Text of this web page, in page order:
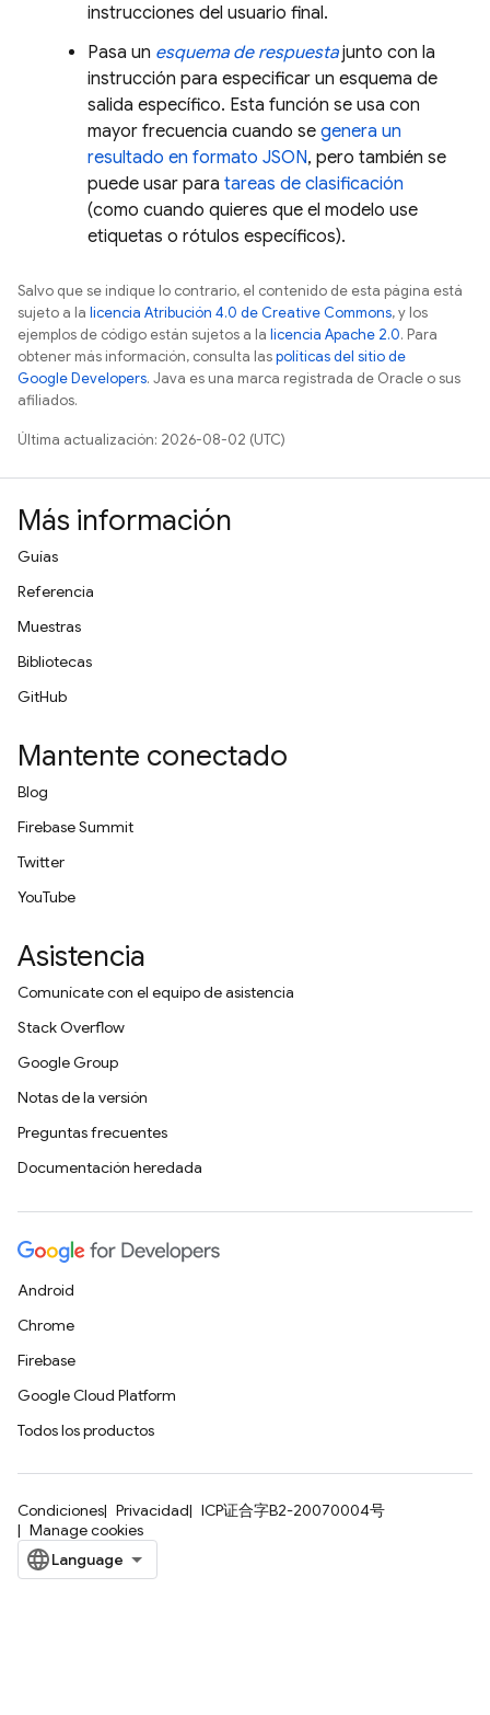
instrucciones del usuario final.
Pasa un esquema de respuestajunto con la
instrucción para especificar un esquema de
salida específico. Esta función se usa con
mayor frecuencia cuando se genera un
resultado en formato JSON, pero también se
puede usar para tareas de clasificación
(como cuando quieres que el modelo use
etiquetas o rótulos específicos).
Salvo que se indique lo contrario, el contenido de esta página está
sujeto a la licencia Atribución 4.0 de Creative Commons, y los
ejemplos de código están sujetos a la licencia Apache 2.0. Para
obtener más información, consulta laspolíticas del sitio de
Google Developers. Java es una marca registrada de Oracle o sus
afiliados.
Última actualización: 2026-08-02 (UTC)
Más información
Guías
Referencia
Muestras
Bibliotecas
GitHub
Mantente conectado
Blog
Firebase Summit
Twitter
YouTube
Asistencia
Comunícate con el equipo de asistencia
Stack Overflow
Google Group
Notas de la versión
Preguntas frecuentes
Documentación heredada
Android
Chrome
Firebase
Google Cloud Platform
Todos los productos
Condiciones Privacidad
ICP证合字B2-20070004号
Manage cookies